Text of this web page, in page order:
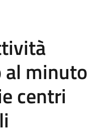
al minuto
centri